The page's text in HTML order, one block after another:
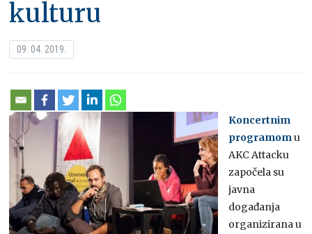
kulturu
09. 04. 2019.
Koncertnim
programomu
AKC Attacku
započela su
javna
događanja
organizirana u